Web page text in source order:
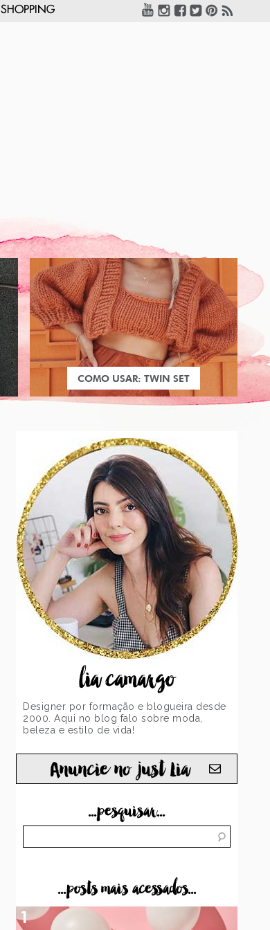
SHOPPING
COMO USAR: TWIN SET
lia camargo
Designer por formação e blogueira desde
2000. Aqui no blog falo sobre moda,
beleza e estilo de vida!
Anuncie no just Lia
...pesquisar...
...posts mais acessados...
1